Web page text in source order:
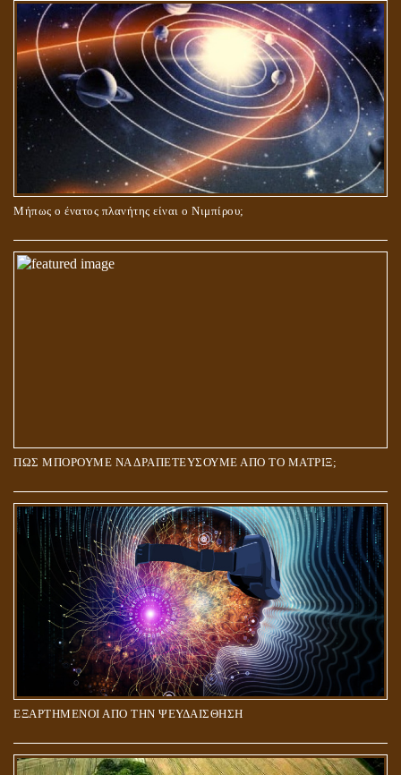
Μήπως ο ένατος πλανήτης είναι ο Νιμπίρου;
ΠΩΣ ΜΠΟΡΟΥΜΕ ΝΑ ΔΡΑΠΕΤΕΥΣΟΥΜΕ ΑΠΟ ΤΟ ΜΑΤΡΙΞ;
ΕΞΑΡΤΗΜΕΝΟΙ ΑΠΟ ΤΗΝ ΨΕΥΔΑΙΣΘΗΣΗ